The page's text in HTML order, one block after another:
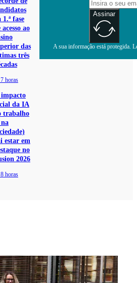
1.ª fase
acesso ao
das
três
horas
da IA
trabalho
estar em
no
2026
horas
Assinar
A sua informação está protegida.